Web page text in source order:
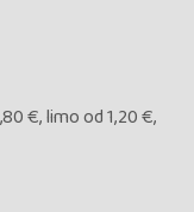
€, limo od 1,20 €,